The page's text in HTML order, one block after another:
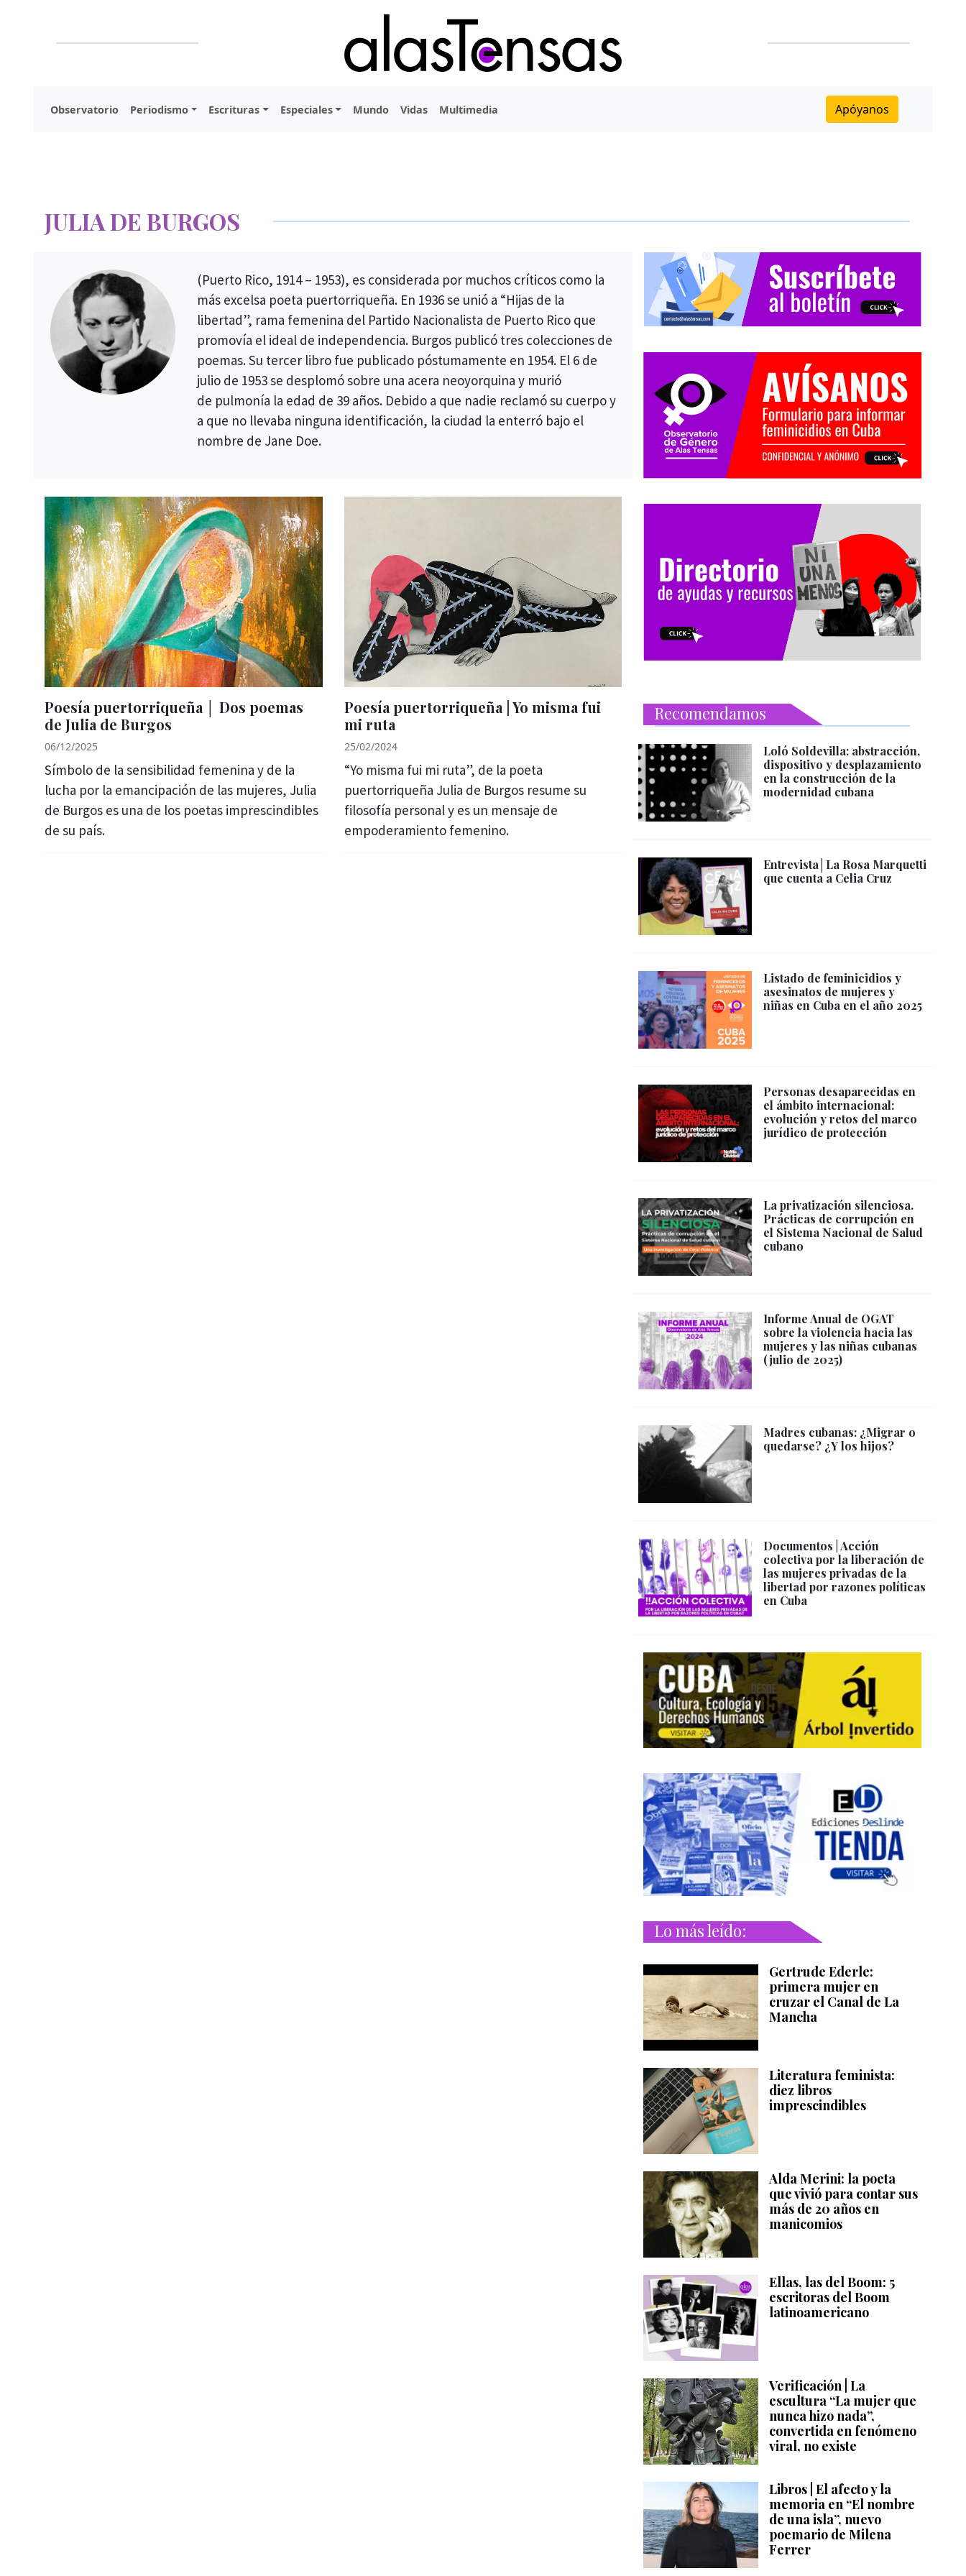
Observatorio Periodismo Escrituras Especiales Mundo Vidas Multimedia Apóyanos
JULIA DE BURGOS
(Puerto Rico, 1914 – 1953), es considerada por muchos críticos como la
más excelsa poeta puertorriqueña. En 1936 se unió a “Hijas de la
libertad”, rama femenina del Partido Nacionalista de Puerto Rico que
promovía el ideal de independencia. Burgos publicó tres colecciones de
poemas. Su tercer libro fue publicado póstumamente en 1954. El 6 de
julio de 1953 se desplomó sobre una acera neoyorquina y murió
de pulmonía la edad de 39 años. Debido a que nadie reclamó su cuerpo y
a que no llevaba ninguna identificación, la ciudad la enterró bajo el
nombre de Jane Doe.
Poesía puertorriqueña │ Dos poemas
de Julia de Burgos
06/12/2025
Símbolo de la sensibilidad femenina y de la
lucha por la emancipación de las mujeres, Julia
de Burgos es una de los poetas imprescindibles
de su país.
Poesía puertorriqueña | Yo misma fui
mi ruta
25/02/2024
“Yo misma fui mi ruta”, de la poeta
puertorriqueña Julia de Burgos resume su
filosofía personal y es un mensaje de
empoderamiento femenino.
Recomendamos
Loló Soldevilla: abstracción,
dispositivo y desplazamiento
en la construcción de la
modernidad cubana
Entrevista│La Rosa Marquetti
que cuenta a Celia Cruz
Listado de feminicidios y
asesinatos de mujeres y
niñas en Cuba en el año 2025
Personas desaparecidas en
el ámbito internacional:
evolución y retos del marco
jurídico de protección
La privatización silenciosa.
Prácticas de corrupción en
el Sistema Nacional de Salud
cubano
Informe Anual de OGAT
sobre la violencia hacia las
mujeres y las niñas cubanas
(julio de 2025)
Madres cubanas: ¿Migrar o
quedarse? ¿Y los hijos?
Documentos | Acción
colectiva por la liberación de
las mujeres privadas de la
libertad por razones políticas
en Cuba
Lo más leído:
Gertrude Ederle:
primera mujer en
cruzar el Canal de La
Mancha
Literatura feminista:
diez libros
imprescindibles
Alda Merini: la poeta
que vivió para contar sus
más de 20 años en
manicomios
Ellas, las del Boom: 5
escritoras del Boom
latinoamericano
Verificación | La
escultura “La mujer que
nunca hizo nada”,
convertida en fenómeno
viral, no existe
Libros | El afecto y la
memoria en “El nombre
de una isla”, nuevo
poemario de Milena
Ferrer